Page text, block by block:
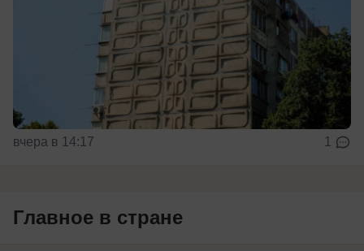
вчера в 14:17 1
Главное в стране